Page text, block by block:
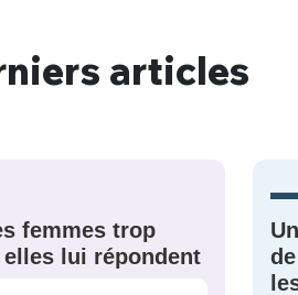
articles
femmes trop
lui répondent
vous